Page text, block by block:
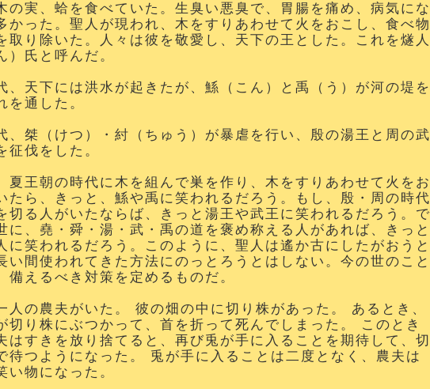
の実、蛤を食べていた。生臭い悪臭で、胃腸を痛め、病気にな
かった。聖人が現われ、木をすりあわせて火をおこし、食べ物
取り除いた。人々は彼を敬愛し、天下の王とした。これを燧人
）氏と呼んだ。
、天下には洪水が起きたが、鯀（こん）と禹（う）が河の堤を
を通した。
、桀（けつ）・紂（ちゅう）が暴虐を行い、殷の湯王と周の武
征伐をした。
夏王朝の時代に木を組んで巣を作り、木をすりあわせて火をお
たら、きっと、鯀や禹に笑われるだろう。もし、殷・周の時代
切る人がいたならば、きっと湯王や武王に笑われるだろう。で
に、堯・舜・湯・武・禹の道を褒め称える人があれば、きっと
に笑われるだろう。このように、聖人は遙か古にしたがおうと
い間使われてきた方法にのっとろうとはしない。今の世のこと
備えるべき対策を定めるものだ。
人の農夫がいた。 彼の畑の中に切り株があった。 あるとき、
切り株にぶつかって、首を折って死んでしまった。 このとき
はすきを放り捨てると、再び兎が手に入ることを期待して、切
待つようになった。 兎が手に入ることは二度となく、農夫は
い物になった。